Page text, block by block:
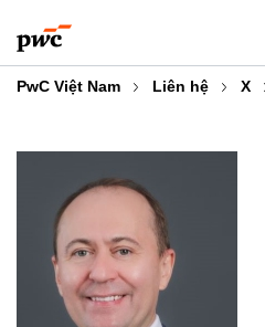
PwC Việt Nam Liên hệ X